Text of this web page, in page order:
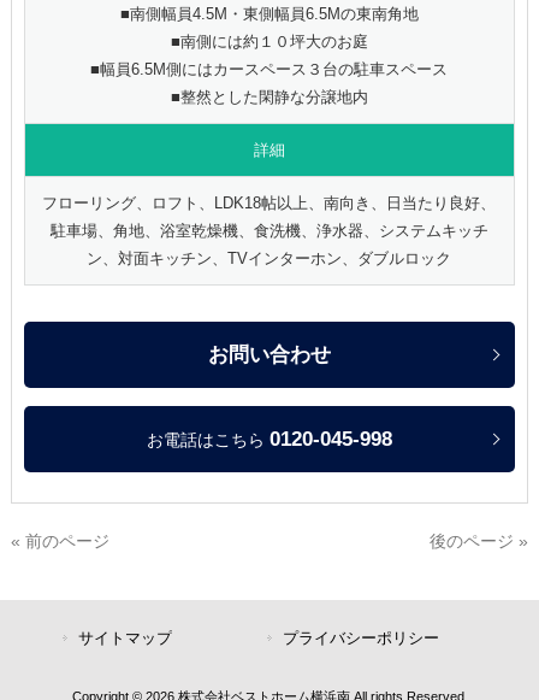
■南側幅員4.5M・東側幅員6.5Mの東南角地
■南側には約１０坪大のお庭
■幅員6.5M側にはカースペース３台の駐車スペース
■整然とした閑静な分譲地内
詳細
フローリング、ロフト、LDK18帖以上、南向き、日当たり良好、
駐車場、角地、浴室乾燥機、食洗機、浄水器、システムキッチ
ン、対面キッチン、TVインターホン、ダブルロック
お問い合わせ
お電話はこちら 0120-045-998
« 前のページ 後のページ »
サイトマップ プライバシーポリシー
Copyright © 2026 株式会社ベストホーム横浜南 All rights Reserved.